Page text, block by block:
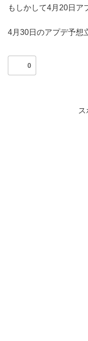
もしかして4月20日ア
4月30日のアプデ予想
0